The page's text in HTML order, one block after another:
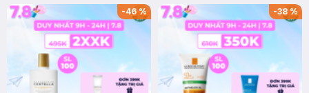
25ml (SL Có Hạn)
-46% -38%